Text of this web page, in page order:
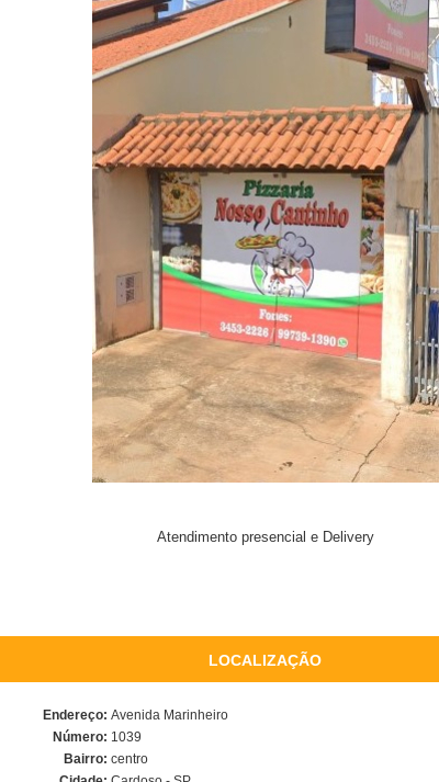
Atendimento presencial e Delivery
LOCALIZAÇÃO
Endereço: Avenida Marinheiro
Número: 1039
Bairro: centro